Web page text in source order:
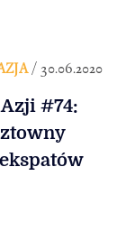
/ 30.06.2020
#74: